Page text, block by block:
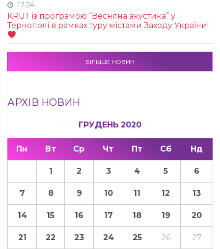
17:24
KRUТ із програмою “Весняна акустика” у
Тернополі в рамках туру містами Заходу України!
БІЛЬШЕ НОВИН
АРХІВ НОВИН
ГРУДЕНЬ 2020
Пн Вт Ср Чт Пт Сб Нд
1 2 3 4 5 6
7 8 9 10 11 12 13
14 15 16 17 18 19 20
21 22 23 24 25 26 27